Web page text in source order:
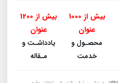
بیش از 1000
عنوان
محصـول و
خدمت
بیش از 1200
عنوان
یادداشـت و
مـقاله